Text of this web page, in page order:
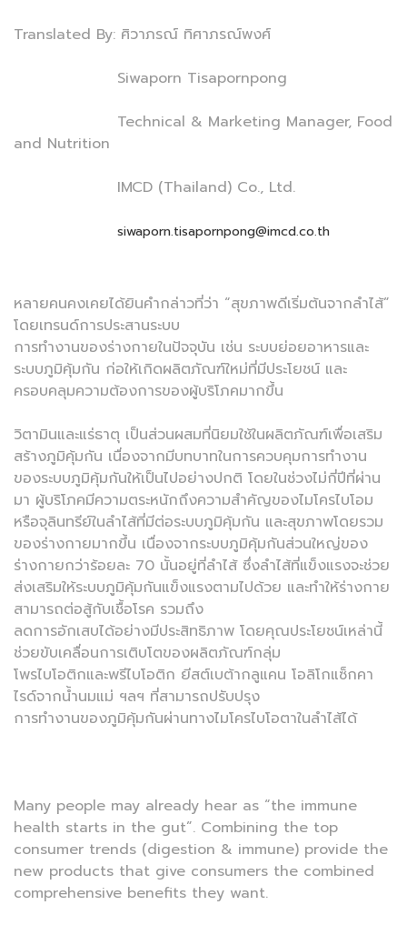
Translated By: ศิวาภรณ์ ทิศาภรณ์พงศ์
Siwaporn Tisapornpong
Technical & Marketing Manager, Food
and Nutrition
IMCD (Thailand) Co., Ltd.
siwaporn.tisapornpong@imcd.co.th
หลายคนคงเคยได้ยินคำกล่าวที่ว่า “สุขภาพดีเริ่มต้นจากลำไส้”
โดยเทรนด์การประสานระบบ
การทำงานของร่างกายในปัจจุบัน เช่น ระบบย่อยอาหารและ
ระบบภูมิคุ้มกัน ก่อให้เกิดผลิตภัณฑ์ใหม่ที่มีประโยชน์ และ
ครอบคลุมความต้องการของผู้บริโภคมากขึ้น
วิตามินและแร่ธาตุ เป็นส่วนผสมที่นิยมใช้ในผลิตภัณฑ์เพื่อเสริม
สร้างภูมิคุ้มกัน เนื่องจากมีบทบาทในการควบคุมการทำงาน
ของระบบภูมิคุ้มกันให้เป็นไปอย่างปกติ โดยในช่วงไม่กี่ปีที่ผ่าน
มา ผู้บริโภคมีความตระหนักถึงความสำคัญของไมโครไบโอม
หรือจุลินทรีย์ในลำไส้ที่มีต่อระบบภูมิคุ้มกัน และสุขภาพโดยรวม
ของร่างกายมากขึ้น เนื่องจากระบบภูมิคุ้มกันส่วนใหญ่ของ
ร่างกายกว่าร้อยละ 70 นั้นอยู่ที่ลำไส้ ซึ่งลำไส้ที่แข็งแรงจะช่วย
ส่งเสริมให้ระบบภูมิคุ้มกันแข็งแรงตามไปด้วย และทำให้ร่างกาย
สามารถต่อสู้กับเชื้อโรค รวมถึง
ลดการอักเสบได้อย่างมีประสิทธิภาพ โดยคุณประโยชน์เหล่านี้
ช่วยขับเคลื่อนการเติบโตของผลิตภัณฑ์กลุ่ม
โพรไบโอติกและพรีไบโอติก ยีสต์เบต้ากลูแคน โอลิโกแซ็กคา
ไรด์จากน้ำนมแม่ ฯลฯ ที่สามารถปรับปรุง
การทำงานของภูมิคุ้มกันผ่านทางไมโครไบโอตาในลำไส้ได้
Many people may already hear as “the immune
health starts in the gut”. Combining the top
consumer trends (digestion & immune) provide the
new products that give consumers the combined
comprehensive benefits they want.